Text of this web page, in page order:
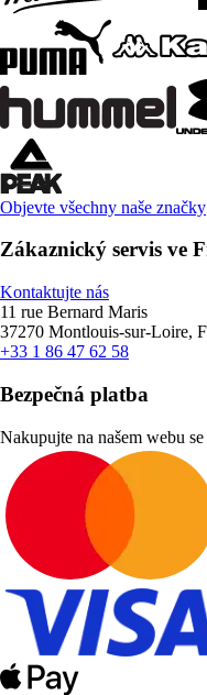
Objevte všechny naše značky
Zákaznický servis ve
Kontaktujte nás
11 rue Bernard Maris
37270 Montlouis-sur-Loire,
+33 1 86 47 62 58
Bezpečná platba
Nakupujte na našem webu